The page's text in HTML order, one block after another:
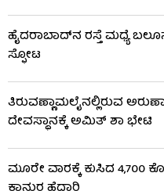
ಹೈದರಾಬಾದ್​ನ ರಸ್ತೆ ಮಧ್ಯೆ
ಸ್ಫೋಟ
ತಿರುವಣ್ಣಾಮಲೈನಲ್ಲಿರುವ
ದೇವಸ್ಥಾನಕ್ಕೆ ಅಮಿತ್ ಶಾ ಭೇಟಿ
ಮೂರೇ ವಾರಕ್ಕೆ ಕುಸಿದ 4,700